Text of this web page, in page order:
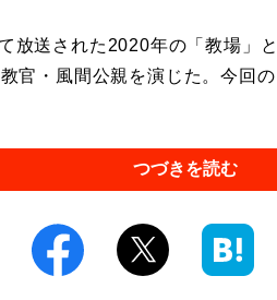
放送された2020年の「教場」
官・風間公親を演じた。今回
つづきを読む